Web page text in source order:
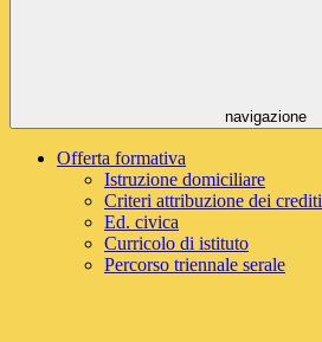
navigazione
Offerta formativa
Istruzione domiciliare
Criteri attribuzione dei crediti
Ed. civica
Curricolo di istituto
Percorso triennale serale